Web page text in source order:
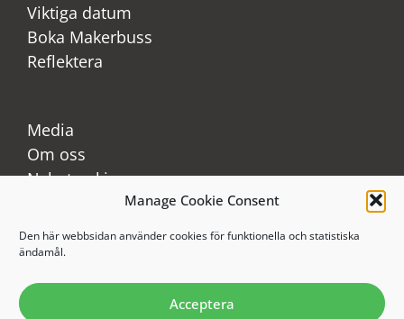
Manage Cookie Consent
Den här webbsidan använder cookies för funktionella och statistiska
ändamål.
Acceptera
Viktiga datum
Boka Makerbuss
Reflektera
Media
Om oss
Nyhetsarkiv
Samarbetspartner
Science center noder
FAQ
Tillgänglighetsredogörelse